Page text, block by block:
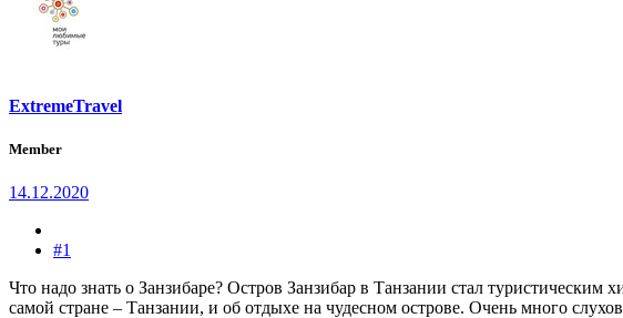
ExtremeTravel
Member
14.12.2020
#1
Что надо знать о Занзибаре? Остров Занзибар в Танзании стал
самой стране – Танзании, и об отдыхе на чудесном острове. Очень много